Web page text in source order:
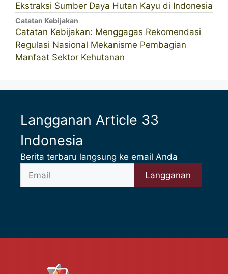
Ekstraksi Sumber Daya Hutan Kayu di Indonesia
Catatan Kebijakan
Catatan Kebijakan: Menggagas Rekomendasi
Regulasi Nasional Mekanisme Pembagian
Manfaat Sektor Kehutanan
Langganan Article 33
Indonesia
Berita terbaru langsung ke email Anda